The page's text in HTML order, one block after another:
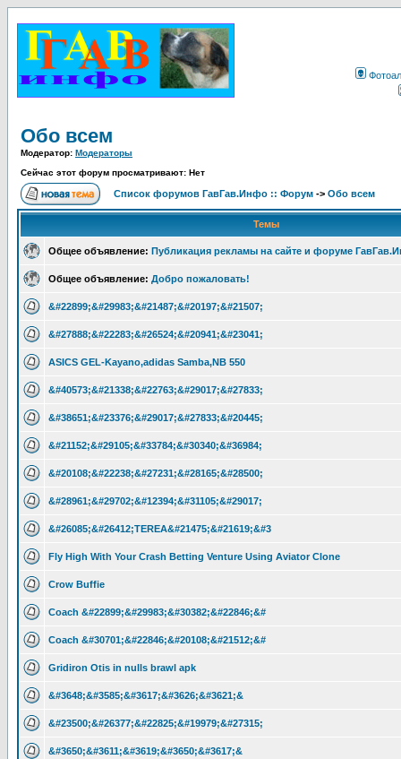
Обо всем
Модератор: Модераторы
Сейчас этот форум просматривают: Нет
Список форумов ГавГав.Инфо :: Форум -> Обо всем
Темы
Общее объявление: Публикация рекламы на сайте и форуме
Общее объявление: Добро пожаловать!
&#22899;&#29983;&#21487;&#20197;&#21507;
&#27888;&#22283;&#26524;&#20941;&#23041;
ASICS GEL-Kayano,adidas Samba,NB 550
&#40573;&#21338;&#22763;&#29017;&#27833;
&#38651;&#23376;&#29017;&#27833;&#20445;
&#21152;&#29105;&#33784;&#30340;&#36984;
&#20108;&#22238;&#27231;&#28165;&#28500;
&#28961;&#29702;&#12394;&#31105;&#29017;
&#26085;&#26412;TEREA&#21475;&#21619;&#3
Fly High With Your Crash Betting Venture Using Aviator Clone
Crow Buffie
Coach &#22899;&#29983;&#30382;&#22846;&#
Coach &#30701;&#22846;&#20108;&#21512;&#
Gridiron Otis in nulls brawl apk
&#3648;&#3585;&#3617;&#3626;&#3621;&
&#23500;&#26377;&#22825;&#19979;&#27315;
&#3650;&#3611;&#3619;&#3650;&#3617;&